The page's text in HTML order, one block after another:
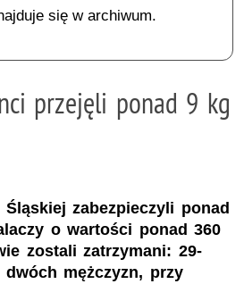
się w archiwum.
przejęli ponad 9 kg
zabezpieczyli ponad
o wartości ponad 360
zostali zatrzymani: 29-
mężczyzn, przy